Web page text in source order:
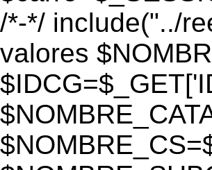
/*-*/ include("../
valores